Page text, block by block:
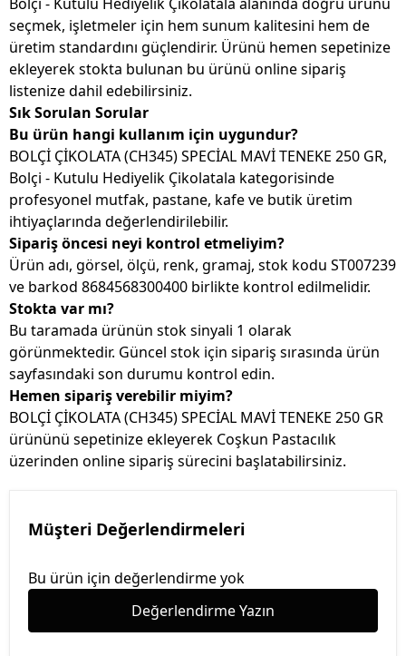
seçmek, işletmeler için hem sunum kalitesini hem de
üretim standardını güçlendirir. Ürünü hemen sepetinize
ekleyerek stokta bulunan bu ürünü online sipariş
listenize dahil edebilirsiniz.
Sık Sorulan Sorular
Bu ürün hangi kullanım için uygundur?
BOLÇİ ÇİKOLATA (CH345) SPECİAL MAVİ TENEKE 250 GR,
Bolçi - Kutulu Hediyelik Çikolatala kategorisinde
profesyonel mutfak, pastane, kafe ve butik üretim
ihtiyaçlarında değerlendirilebilir.
Sipariş öncesi neyi kontrol etmeliyim?
Ürün adı, görsel, ölçü, renk, gramaj, stok kodu ST007239
ve barkod 8684568300400 birlikte kontrol edilmelidir.
Stokta var mı?
Bu taramada ürünün stok sinyali 1 olarak
görünmektedir. Güncel stok için sipariş sırasında ürün
sayfasındaki son durumu kontrol edin.
Hemen sipariş verebilir miyim?
BOLÇİ ÇİKOLATA (CH345) SPECİAL MAVİ TENEKE 250 GR
ürününü sepetinize ekleyerek Coşkun Pastacılık
üzerinden online sipariş sürecini başlatabilirsiniz.
Müşteri Değerlendirmeleri
Bu ürün için değerlendirme yok
Değerlendirme Yazın